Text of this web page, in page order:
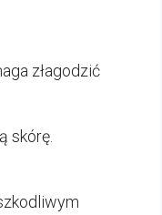
złagodzić
skórę.